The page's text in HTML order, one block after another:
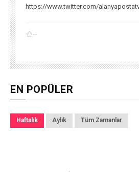
https://www.twitter.com/
--
EN POPÜLER
Haftalık Aylık Tüm Zamanlar